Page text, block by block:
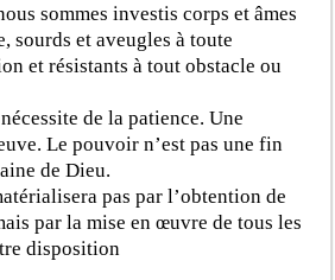
sommes investis corps et âmes
sourds et aveugles à toute
et résistants à tout obstacle ou
de la patience. Une
Le pouvoir n’est pas une fin
de Dieu.
pas par l’obtention de
par la mise en œuvre de tous les
disposition